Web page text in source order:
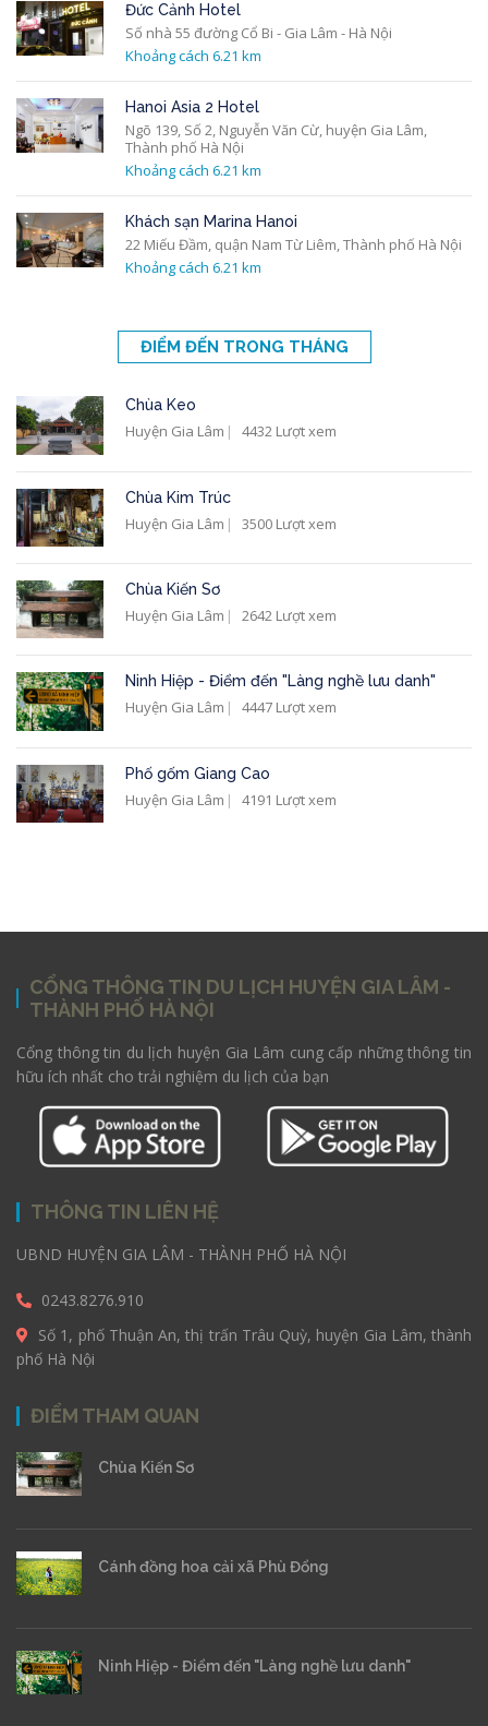
Đức Cảnh Hotel
Số nhà 55 đường Cổ Bi - Gia Lâm - Hà Nội
Khoảng cách 6.21 km
Hanoi Asia 2 Hotel
Ngõ 139, Số 2, Nguyễn Văn Cừ, huyện Gia Lâm,
Thành phố Hà Nội
Khoảng cách 6.21 km
Khách sạn Marina Hanoi
22 Miếu Đầm, quận Nam Từ Liêm, Thành phố Hà Nội
Khoảng cách 6.21 km
ĐIỂM ĐẾN TRONG THÁNG
Chùa Keo
Huyện Gia Lâm 4432 Lượt xem
Chùa Kim Trúc
Huyện Gia Lâm 3500 Lượt xem
Chùa Kiến Sơ
Huyện Gia Lâm 2642 Lượt xem
Ninh Hiệp - Điểm đến "Làng nghề lưu danh"
Huyện Gia Lâm 4447 Lượt xem
Phố gốm Giang Cao
Huyện Gia Lâm 4191 Lượt xem
CỔNG THÔNG TIN DU LỊCH HUYỆN GIA LÂM -
THÀNH PHỐ HÀ NỘI
Cổng thông tin du lịch huyện Gia Lâm cung cấp những thông tin
hữu ích nhất cho trải nghiệm du lịch của bạn
THÔNG TIN LIÊN HỆ
UBND HUYỆN GIA LÂM - THÀNH PHỐ HÀ NỘI
0243.8276.910
Số 1, phố Thuận An, thị trấn Trâu Quỳ, huyện Gia Lâm, thành
phố Hà Nội
ĐIỂM THAM QUAN
Chùa Kiến Sơ
Cánh đồng hoa cải xã Phù Đổng
Ninh Hiệp - Điểm đến "Làng nghề lưu danh"